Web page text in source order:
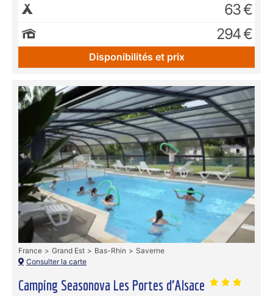
63 €
294 €
Disponibilités et prix
Camping Seasonova Les Portes d'Alsace
France Grand Est Bas-Rhin
Saverne
Consulter la carte